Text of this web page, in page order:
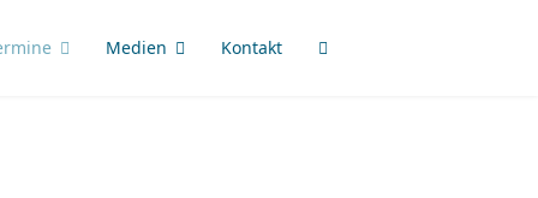
Medien Kontakt